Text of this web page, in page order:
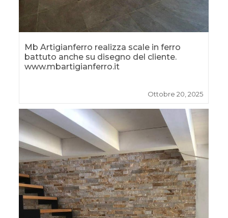
Mb Artigianferro realizza scale in ferro
battuto anche su disegno del cliente.
www.mbartigianferro.it
Ottobre 20, 2025